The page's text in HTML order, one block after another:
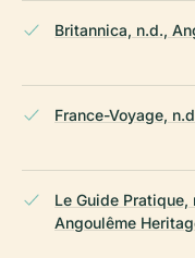
Britannica, n.d.,
France-Voyage,
Le Guide
Angoulême